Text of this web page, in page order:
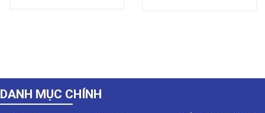
DANH MỤC CHÍNH